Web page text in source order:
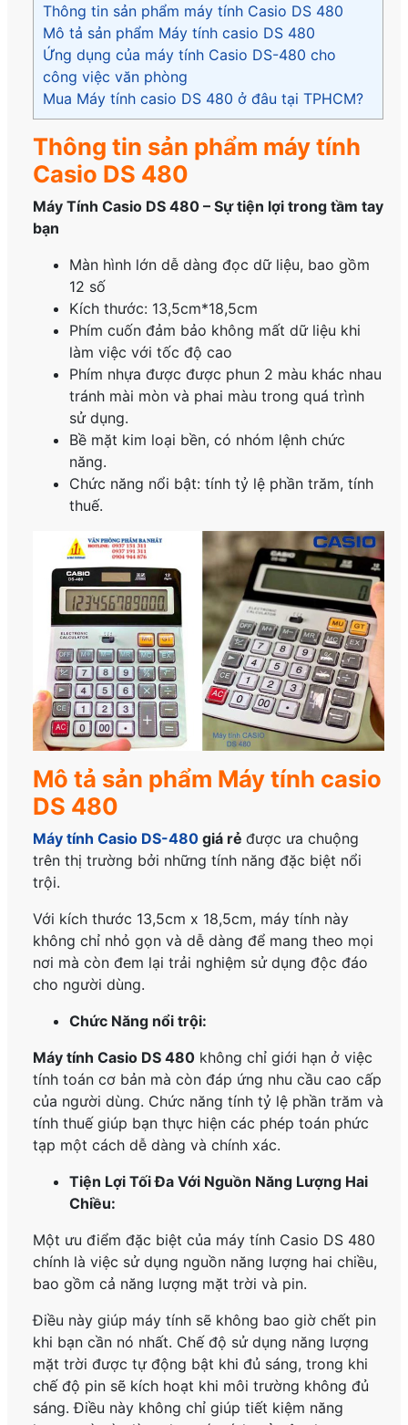
Thông tin sản phẩm máy tính Casio DS 480
Mô tả sản phẩm Máy tính casio DS 480
Ứng dụng của máy tính Casio DS-480 cho
công việc văn phòng
Mua Máy tính casio DS 480 ở đâu tại TPHCM?
Thông tin sản phẩm máy tính
Casio DS 480
Máy Tính Casio DS 480 – Sự tiện lợi trong tầm tay
bạn
Màn hình lớn dễ dàng đọc dữ liệu, bao gồm
12 số
Kích thước: 13,5cm*18,5cm
Phím cuốn đảm bảo không mất dữ liệu khi
làm việc với tốc độ cao
Phím nhựa được được phun 2 màu khác nhau
tránh mài mòn và phai màu trong quá trình
sử dụng.
Bề mặt kim loại bền, có nhóm lệnh chức
năng.
Chức năng nổi bật: tính tỷ lệ phần trăm, tính
thuế.
Mô tả sản phẩm Máy tính casio
DS 480
Máy tính Casio DS-480 giá rẻđược ưa chuộng
trên thị trường bởi những tính năng đặc biệt nổi
trội.
Với kích thước 13,5cm x 18,5cm, máy tính này
không chỉ nhỏ gọn và dễ dàng để mang theo mọi
nơi mà còn đem lại trải nghiệm sử dụng độc đáo
cho người dùng.
Chức Năng nổi trội:
Máy tính Casio DS 480 không chỉ giới hạn ở việc
tính toán cơ bản mà còn đáp ứng nhu cầu cao cấp
của người dùng. Chức năng tính tỷ lệ phần trăm và
tính thuế giúp bạn thực hiện các phép toán phức
tạp một cách dễ dàng và chính xác.
Tiện Lợi Tối Đa Với Nguồn Năng Lượng Hai
Chiều:
Một ưu điểm đặc biệt của máy tính Casio DS 480
chính là việc sử dụng nguồn năng lượng hai chiều,
bao gồm cả năng lượng mặt trời và pin.
Điều này giúp máy tính sẽ không bao giờ chết pin
khi bạn cần nó nhất. Chế độ sử dụng năng lượng
mặt trời được tự động bật khi đủ sáng, trong khi
chế độ pin sẽ kích hoạt khi môi trường không đủ
sáng. Điều này không chỉ giúp tiết kiệm năng